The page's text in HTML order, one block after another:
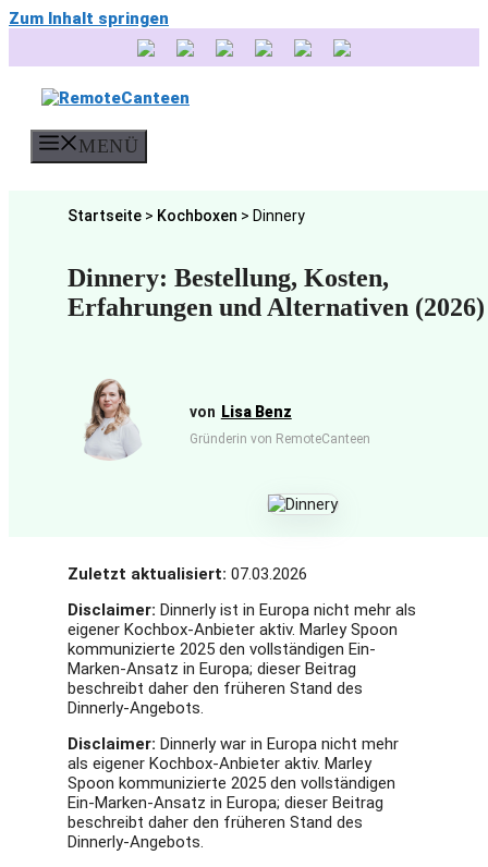
Zum Inhalt springen
MENÜ
Startseite > Kochboxen > Dinnery
Dinnery: Bestellung, Kosten,
Erfahrungen und Alternativen (2026)
Lisa Benz
Gründerin von RemoteCanteen
Zuletzt aktualisiert: 07.03.2026
Disclaimer: Dinnerly ist in Europa nicht mehr als
eigener Kochbox-Anbieter aktiv. Marley Spoon
kommunizierte 2025 den vollständigen Ein-
Marken-Ansatz in Europa; dieser Beitrag
beschreibt daher den früheren Stand des
Dinnerly-Angebots.
Disclaimer: Dinnerly war in Europa nicht mehr
als eigener Kochbox-Anbieter aktiv. Marley
Spoon kommunizierte 2025 den vollständigen
Ein-Marken-Ansatz in Europa; dieser Beitrag
beschreibt daher den früheren Stand des
Dinnerly-Angebots.